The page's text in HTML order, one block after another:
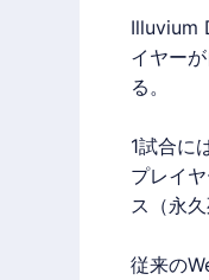
Illuvium
イヤー
る。
1試合に
プレイ
ス（永
従来の